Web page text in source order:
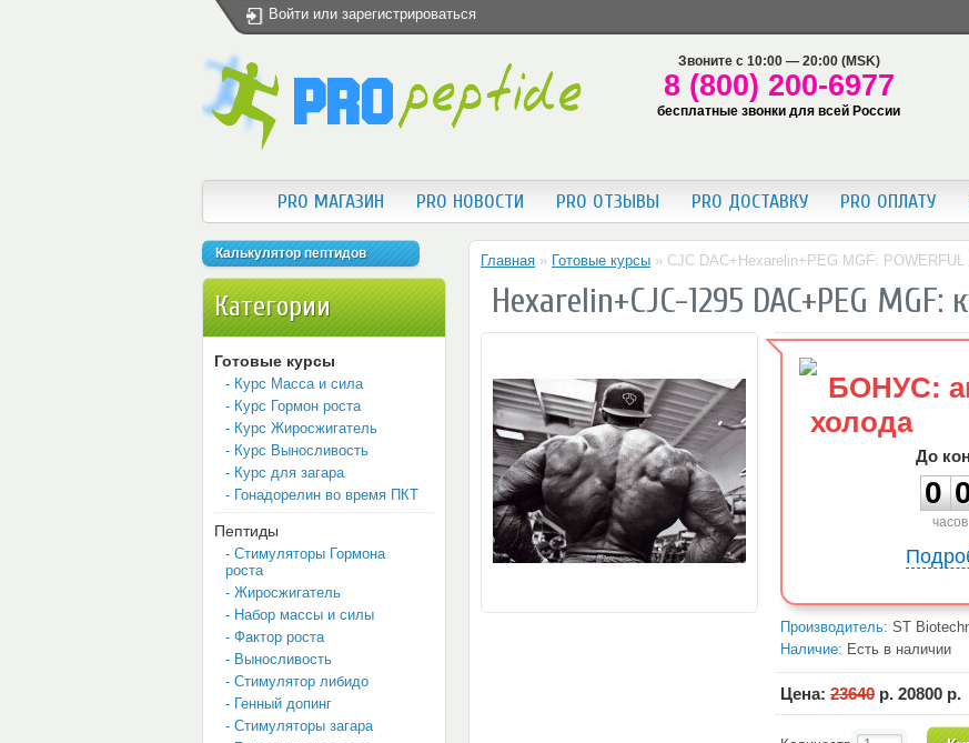
Войти или зарегистрироваться
Звоните с 10:00 — 20:00 (MSK)
8 (800) 200-6977
бесплатные звонки для всей России
PRO МАГАЗИН PRO НОВОСТИ PRO ОТЗЫВЫ PRO ДОСТАВКУ PRO ОПЛАТУ
Калькулятор пептидов
Категории
Готовые курсы
- Курс Масса и сила
- Курс Гормон роста
- Курс Жиросжигатель
- Курс Выносливость
- Курс для загара
- Гонадорелин во время ПКТ
Пептиды
- Стимуляторы Гормона
роста
- Жиросжигатель
- Набор массы и силы
- Фактор роста
- Выносливость
- Стимулятор либидо
- Генный допинг
- Стимуляторы загара
Главная » Готовые курсы » CJC DAC+Hexarelin+PEG MGF: POWERFUL
Hexarelin+CJC-1295 DAC+PEG MGF:
БОНУС:
холода
До
0
0
0
часов
Производитель: ST
Наличие: Есть в наличии
Цена: 23640 р. 20800 р.